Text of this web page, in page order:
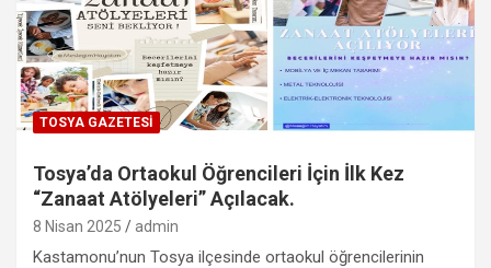
TOSYA GAZETESI
Tosya’da Ortaokul Öğrencileri İçin İlk Kez
“Zanaat Atölyeleri” Açılacak.
8 Nisan 2025 admin
Kastamonu’nun Tosya ilçesinde ortaokul öğrencilerinin